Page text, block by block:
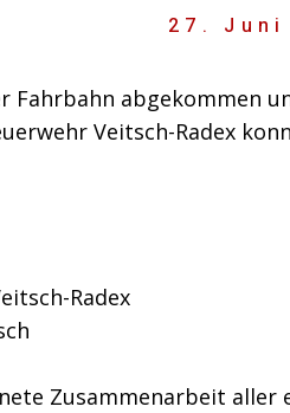
27. Juni
Fahrbahn abgekommen
Veitsch-Radex
Radex
Zusammenarbeit aller